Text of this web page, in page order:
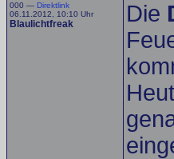
000 — Direktlink
06.11.2012, 10:10 Uhr
Blaulichtfreak Die